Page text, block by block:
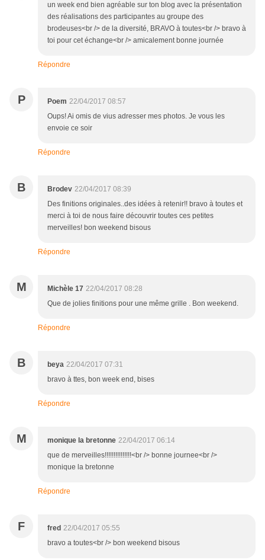
un week end bien agréable sur ton blog avec la présentation
des réalisations des participantes au groupe des
brodeuses<br /> de la diversité, BRAVO à toutes<br /> bravo à
toi pour cet échange<br /> amicalement bonne journée
Répondre
P Poem 22/04/2017 08:57
Oups! Ai omis de vius adresser mes photos. Je vous les
envoie ce soir
Répondre
B Brodev 22/04/2017 08:39
Des finitions originales..des idées à retenir!! bravo à toutes et
merci à toi de nous faire découvrir toutes ces petites
merveilles! bon weekend bisous
Répondre
M Michèle 17 22/04/2017 08:28
Que de jolies finitions pour une même grille . Bon weekend.
Répondre
B beya 22/04/2017 07:31
bravo à ttes, bon week end, bises
Répondre
M monique la bretonne 22/04/2017 06:14
que de merveilles!!!!!!!!!!!!!!!<br /> bonne journee<br />
monique la bretonne
Répondre
F fred 22/04/2017 05:55
bravo a toutes<br /> bon weekend bisous